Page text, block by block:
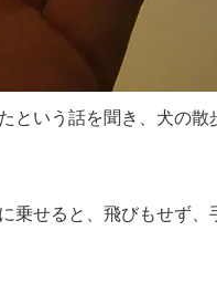
という話を聞き、犬の
乗せると、飛びもせず、